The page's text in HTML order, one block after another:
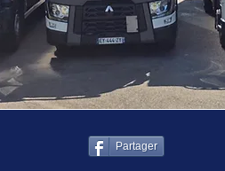
Partager